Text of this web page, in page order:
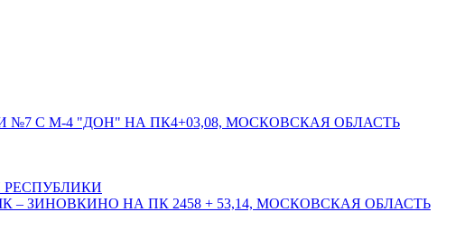
С М-4 "ДОН" НА ПК4+03,08, МОСКОВСКАЯ ОБЛАСТЬ
РЕСПУБЛИКИ
ЗИНОВКИНО НА ПК 2458 + 53,14, МОСКОВСКАЯ ОБЛАСТЬ